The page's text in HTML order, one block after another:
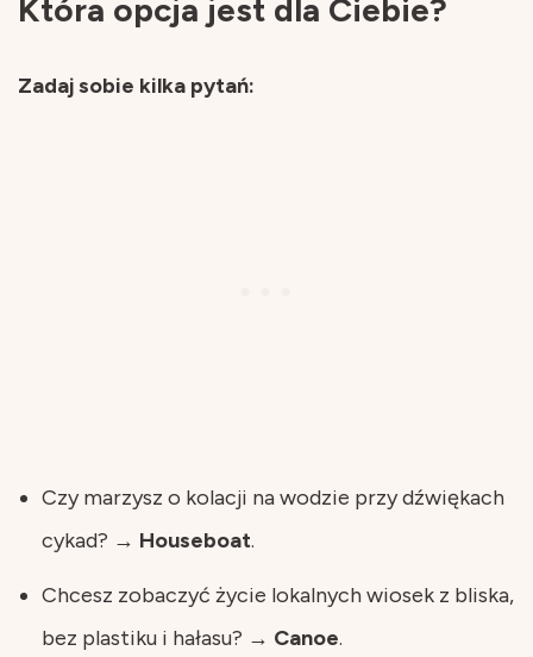
Która opcja jest dla Ciebie?
Zadaj sobie kilka pytań:
Czy marzysz o kolacji na wodzie przy dźwiękach
cykad? → Houseboat.
Chcesz zobaczyć życie lokalnych wiosek z bliska,
bez plastiku i hałasu? → Canoe.